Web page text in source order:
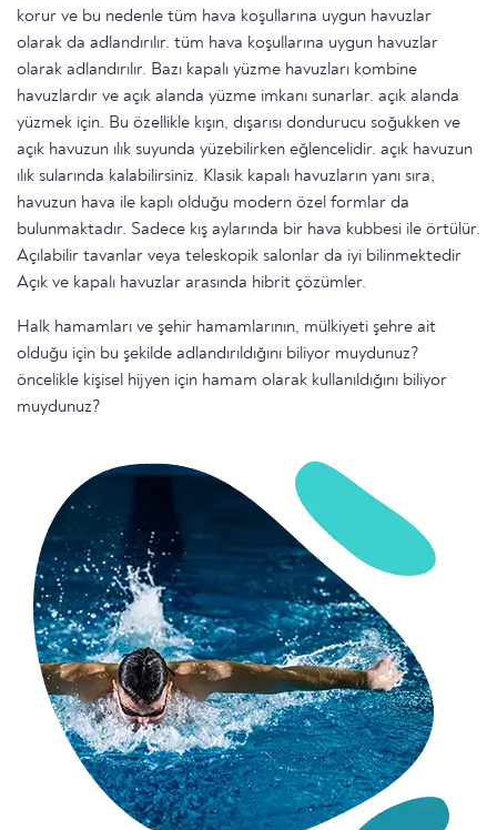
korur ve bu nedenle tüm hava koşullarına uygun havuzlar
olarak da adlandırılır. tüm hava koşullarına uygun havuzlar
olarak adlandırılır. Bazı kapalı yüzme havuzları kombine
havuzlardır ve açık alanda yüzme imkanı sunarlar. açık alanda
yüzmek için. Bu özellikle kışın, dışarısı dondurucu soğukken ve
açık havuzun ılık suyunda yüzebilirken eğlencelidir. açık havuzun
ılık sularında kalabilirsiniz. Klasik kapalı havuzların yanı sıra,
havuzun hava ile kaplı olduğu modern özel formlar da
bulunmaktadır. Sadece kış aylarında bir hava kubbesi ile örtülür.
Açılabilir tavanlar veya teleskopik salonlar da iyi bilinmektedir
Açık ve kapalı havuzlar arasında hibrit çözümler.
Halk hamamları ve şehir hamamlarının, mülkiyeti şehre ait
olduğu için bu şekilde adlandırıldığını biliyor muydunuz?
öncelikle kişisel hijyen için hamam olarak kullanıldığını biliyor
muydunuz?